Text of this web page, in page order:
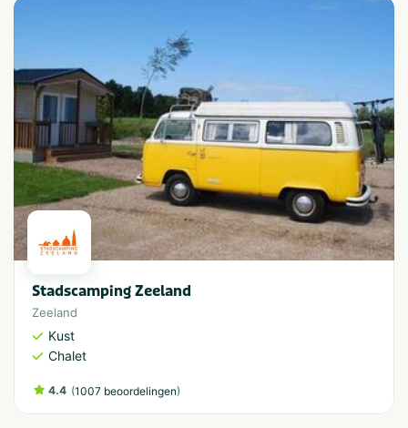
Stadscamping Zeeland
Zeeland
Kust
Chalet
4.4 (1007 beoordelingen)